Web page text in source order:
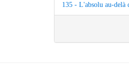
135 - L'absolu au-